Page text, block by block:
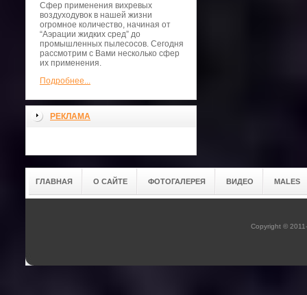
Сфер применения вихревых
воздуходувок в нашей жизни
огромное количество, начиная от
“Аэрации жидких сред” до
промышленных пылесосов. Сегодня
рассмотрим с Вами несколько сфер
их применения.
Подробнее...
РЕКЛАМА
ГЛАВНАЯ О САЙТЕ ФОТОГАЛЕРЕЯ ВИДЕО MALES
Copyright ©